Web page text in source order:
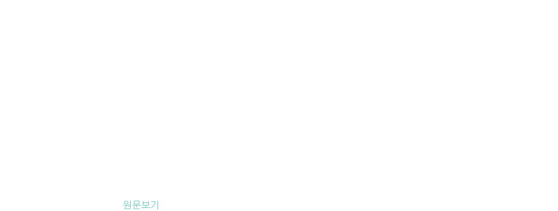
원문보기